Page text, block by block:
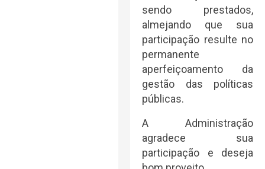
sendo prestados,
almejando que sua
participação resulte no
permanente
aperfeiçoamento da
gestão das políticas
públicas.
A Administração
agradece sua
participação e deseja